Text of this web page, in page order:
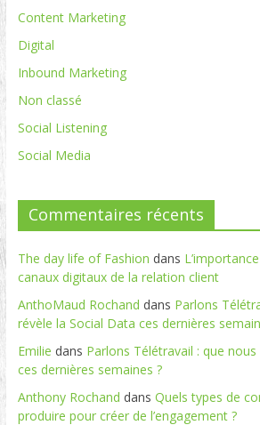
Content Marketing
Digital
Inbound Marketing
Non classé
Social Listening
Social Media
Commentaires récents
The day life of Fashion dans
canaux digitaux de la relation client
AnthoMaud Rochand dans Parlons
révèle la Social Data ces dernières
Emilie dans Parlons Télétravail : que
ces dernières semaines ?
Anthony Rochand dans Quels types de
produire pour créer de l’engagement ?